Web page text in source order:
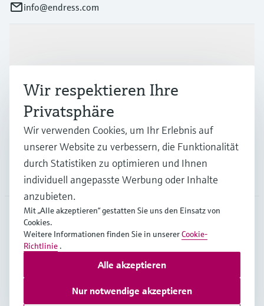
info@endress.com
Branchen
Support
Unternehmen
GLB•Deutsch
Copyright © Endress+Hauser Group Services AG
NutzungsbedingungenDatenschutz
Wir respektieren Ihre
Privatsphäre
Wir verwenden Cookies, um Ihr Erlebnis auf
unserer Website zu verbessern, die Funktionalität
durch Statistiken zu optimieren und Ihnen
individuell angepasste Werbung oder Inhalte
anzubieten.
Mit „Alle akzeptieren“ gestatten Sie uns den Einsatz von
Cookies.
Weitere Informationen finden Sie in unsererCookie-
Richtlinie .
Nur notwendige akzeptieren
Alle akzeptieren